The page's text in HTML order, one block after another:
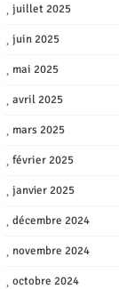
juillet 2025
juin 2025
mai 2025
avril 2025
mars 2025
février 2025
janvier 2025
décembre 2024
novembre 2024
octobre 2024